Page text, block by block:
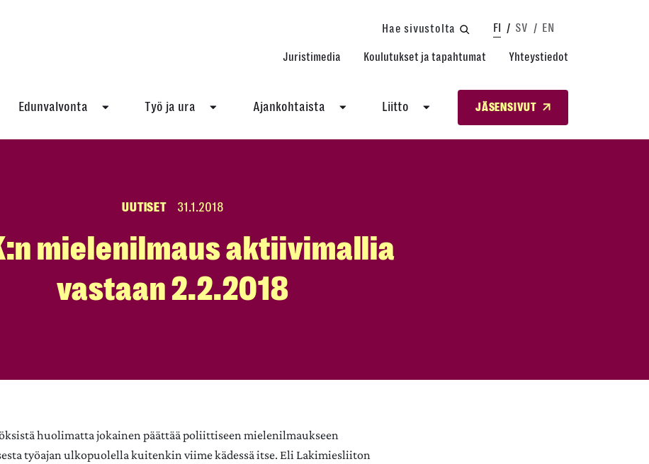
Hae sivustolta FI SV EN
Juristimedia Koulutukset ja tapahtumat Yhteystiedot
Edunvalvonta Työ ja ura Ajankohtaista Liitto JÄSENSIVUT
UUTISET 31.1.2018
mielenilmaus aktiivimallia
vastaan 2.2.2018
huolimatta jokainen päättää poliittiseen mielenilmaukseen
työajan ulkopuolella kuitenkin viime kädessä itse. Eli Lakimiesliiton